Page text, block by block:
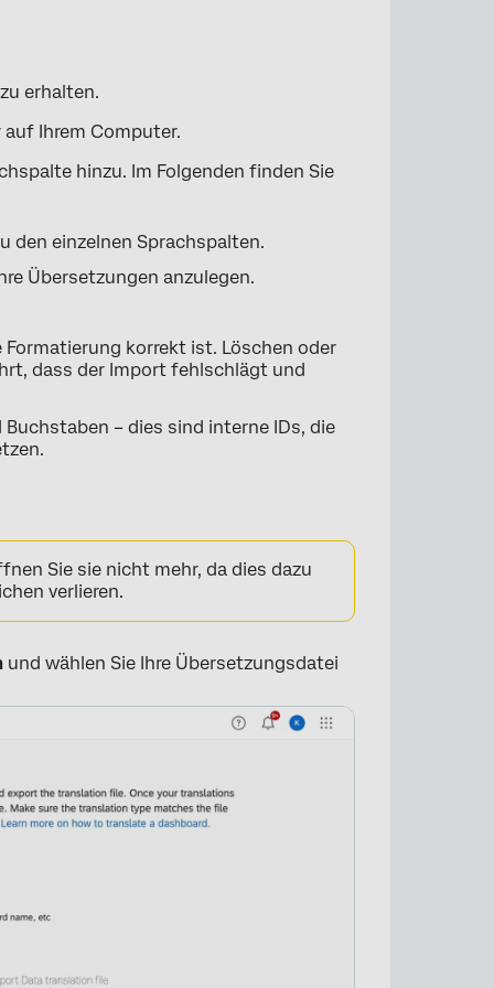
×
erhalten.
Ihrem Computer.
hinzu. Im Folgenden finden Sie
den einzelnen Sprachspalten.
Übersetzungen anzulegen.
korrekt ist. Löschen oder
dass der Import fehlschlägt und
– dies sind interne IDs, die
Sie sie nicht mehr, da dies dazu
verlieren.
und wählen Sie Ihre Übersetzungsdatei